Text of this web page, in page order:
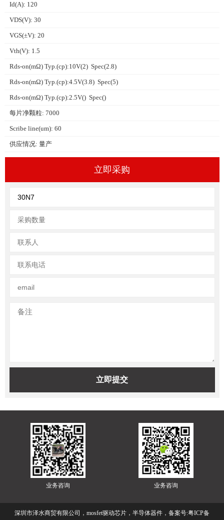
Id(A): 120
VDS(V): 30
VGS(±V): 20
Vth(V): 1.5
Rds-on(mΩ) Typ.(cp):10V(2) Spec(2.8)
Rds-on(mΩ) Typ.(cp):4.5V(3.8) Spec(5)
Rds-on(mΩ) Typ.(cp):2.5V() Spec()
每片净颗粒: 7000
Scribe line(um): 60
供应情况: 量产
立即采购
业务咨询 业务咨询
深圳市泽水商贸有限公司，mosfet驱动芯片，半导体器件，备案号:粤ICP备